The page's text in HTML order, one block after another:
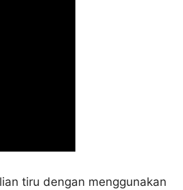
tiru dengan menggunakan